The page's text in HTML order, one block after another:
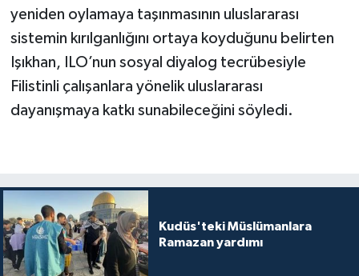
yeniden oylamaya taşınmasının uluslararası
sistemin kırılganlığını ortaya koyduğunu belirten
Işıkhan, ILO’nun sosyal diyalog tecrübesiyle
Filistinli çalışanlara yönelik uluslararası
dayanışmaya katkı sunabileceğini söyledi.
Kudüs'teki Müslümanlara
Ramazan yardımı